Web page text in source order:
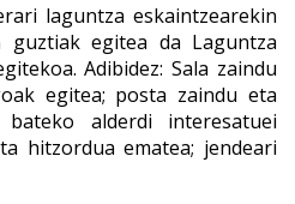
laguntza eskaintzearekin
guztiak egitea da Laguntza
Adibidez: Sala zaindu
egitea; posta zaindu eta
bateko alderdi interesatuei
hitzordua ematea; jendeari